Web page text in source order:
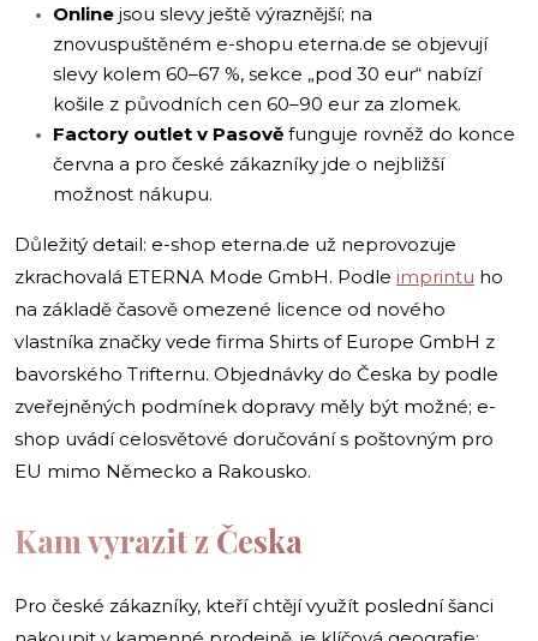
Online jsou slevy ještě výraznější; na
znovuspuštěném e-shopu eterna.de se objevují
slevy kolem 60–67 %, sekce „pod 30 eur“ nabízí
košile z původních cen 60–90 eur za zlomek.
Factory outlet v Pasově funguje rovněž do konce
června a pro české zákazníky jde o nejbližší
možnost nákupu.
Důležitý detail: e-shop eterna.de už neprovozuje
zkrachovalá ETERNA Mode GmbH. Podle imprintu ho
na základě časově omezené licence od nového
vlastníka značky vede firma Shirts of Europe GmbH z
bavorského Trifternu. Objednávky do Česka by podle
zveřejněných podmínek dopravy měly být možné; e-
shop uvádí celosvětové doručování s poštovným pro
EU mimo Německo a Rakousko.
Kam vyrazit z Česka
Pro české zákazníky, kteří chtějí využít poslední šanci